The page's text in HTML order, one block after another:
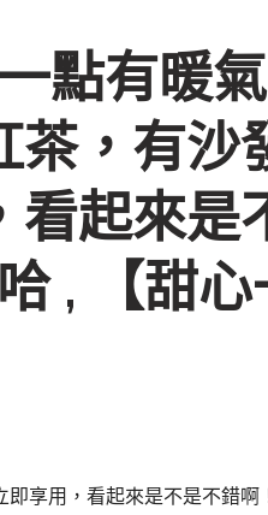
點有暖氣
茶，有沙
看起來是
, 【甜心
享用，看起來是不是不錯啊